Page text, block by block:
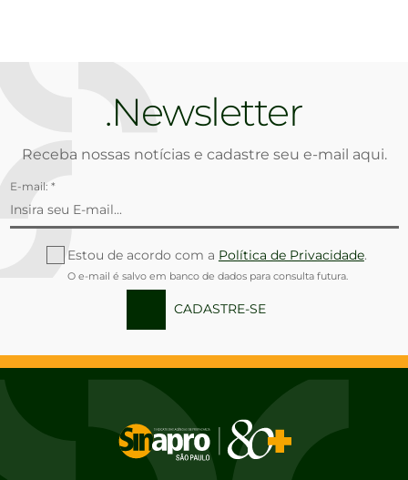
Newsletter
Receba nossas notícias e cadastre seu e-mail aqui.
E-mail: *
Estou de acordo com a Política de Privacidade.
O e-mail é salvo em banco de dados para consulta futura.
CADASTRE-SE